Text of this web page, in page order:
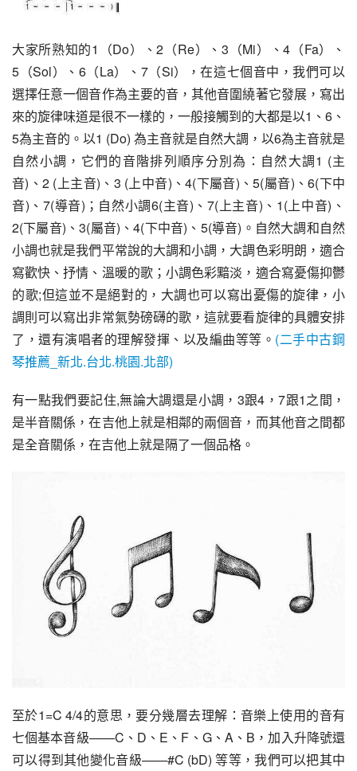
大家所熟知的1（Do）、2（Re）、3（Mi）、4（Fa）、
5（Sol）、6（La）、7（Si），在這七個音中，我們可以
選擇任意一個音作為主要的音，其他音圍繞著它發展，寫出
來的旋律味道是很不一樣的，一般接觸到的大都是以1、6、
5為主音的。以1 (Do) 為主音就是自然大調，以6為主音就是
自然小調 ，它們的音階排列順序分別為：自然大調1 (主
音)、2 (上主音)、3 (上中音)、4(下屬音)、5(屬音)、6(下中
音)、7(導音)；自然小調6(主音)、7(上主音)、1(上中音)、
2(下屬音)、3(屬音)、4(下中音)、5(導音)。 自然大調和自然
小調也就是我們平常說的大調和小調，大調色彩明朗，適合
寫歡快、抒情、溫暖的歌；小調色彩黯淡，適合寫憂傷抑鬱
的歌;但這並不是絕對的，大調也可以寫出憂傷的旋律，小
調則可以寫出非常氣勢磅礴的歌，這就要看旋律的具體安排
了，還有演唱者的理解發揮、以及編曲等等。 (二手中古鋼
琴推薦_新北.台北.桃園.北部)
有一點我們要記住,無論大調還是小調，3跟4，7跟1之間，
是半音關係，在吉他上就是相鄰的兩個音，而其他音之間都
是全音關係，在吉他上就是隔了一個品格。
至於1=C 4/4的意思，要分幾層去理解：音樂上使用的音有
七個基本音級——C、D、E、F、G、A、B，加入升降號還
可以得到其他變化音級——#C (bD) 等等，我們可以把其中